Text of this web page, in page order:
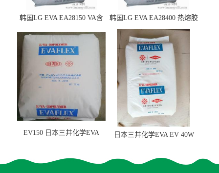
韩国LG EVA EA28150 VA含
韩国LG EVA EA28400 热熔胶
级 VA含量28 熔指400
EV150 日本三井化学EVA
日本三井化学EVA EV 40W